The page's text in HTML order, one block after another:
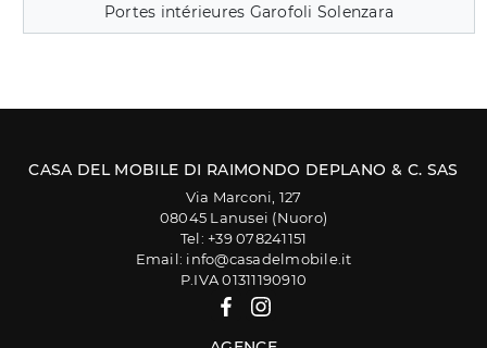
Portes intérieures Garofoli Solenzara
CASA DEL MOBILE DI RAIMONDO DEPLANO & C. SAS
Via Marconi, 127
08045 Lanusei (Nuoro)
Tel: +39 078241151
Email: info@casadelmobile.it
P.IVA 01311190910